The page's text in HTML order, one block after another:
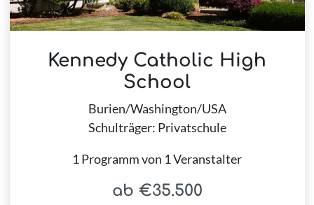
Kennedy Catholic High
School
Burien/Washington/USA
Schulträger: Privatschule
1 Programm von 1 Veranstalter
ab €35.500